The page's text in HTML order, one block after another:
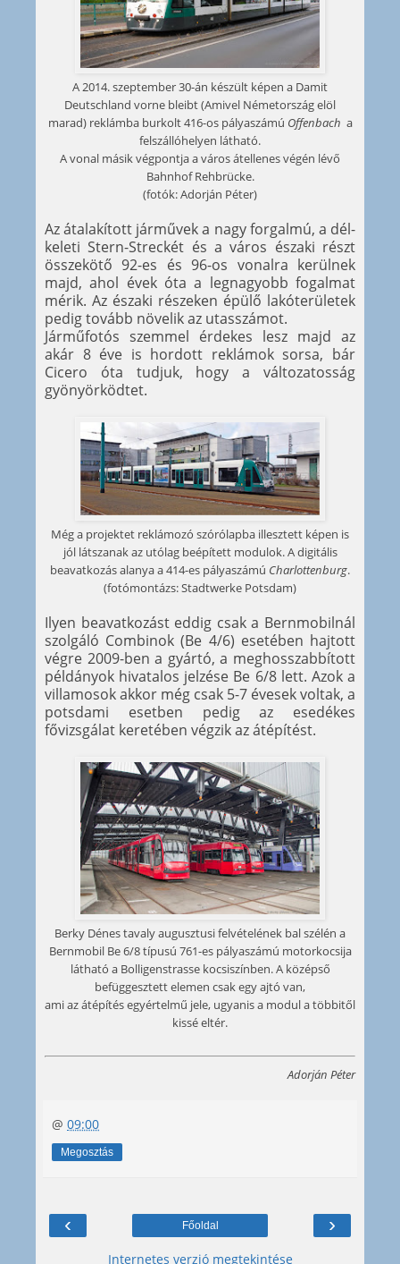
A 2014. szeptember 30-án készült képen a Damit
Deutschland vorne bleibt (Amivel Németország elöl
marad) reklámba burkolt 416-os pályaszámú Offenbach a
felszállóhelyen látható.
A vonal másik végpontja a város átellenes végén lévő
Bahnhof Rehbrücke.
(fotók: Adorján Péter)
Az átalakított járművek a nagy forgalmú, a dél-
keleti Stern-Streckét és a város északi részt
összekötő 92-es és 96-os vonalra kerülnek
majd, ahol évek óta a legnagyobb fogalmat
mérik. Az északi részeken épülő lakóterületek
pedig tovább növelik az utasszámot.
Járműfotós szemmel érdekes lesz majd az
akár 8 éve is hordott reklámok sorsa, bár
Cicero óta tudjuk, hogy a változatosság
gyönyörködtet.
Még a projektet reklámozó szórólapba illesztett képen is
jól látszanak az utólag beépített modulok. A digitális
beavatkozás alanya a 414-es pályaszámú Charlottenburg.
(fotómontázs: Stadtwerke Potsdam)
Ilyen beavatkozást eddig csak a Bernmobilnál
szolgáló Combinok (Be 4/6) esetében hajtott
végre 2009-ben a gyártó, a meghosszabbított
példányok hivatalos jelzése Be 6/8 lett. Azok a
villamosok akkor még csak 5-7 évesek voltak, a
potsdami esetben pedig az esedékes
fővizsgálat keretében végzik az átépítést.
Berky Dénes tavaly augusztusi felvételének bal szélén a
Bernmobil Be 6/8 típusú 761-es pályaszámú motorkocsija
látható a Bolligenstrasse kocsiszínben. A középső
befüggesztett elemen csak egy ajtó van,
ami az átépítés egyértelmű jele, ugyanis a modul a többitől
kissé eltér.
Adorján Péter
@ 09:00
Megosztás
‹ ›
Főoldal
Internetes verzió megtekintése